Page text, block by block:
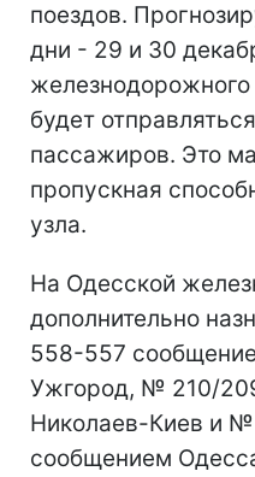
поездов.
дни - 29 и 30
железнодорожного
будет
пассажиров. Это
пропускная
узла.
На Одесской
дополнительно
558-557
Ужгород, № 210/
Николаев-Киев и
сообщением